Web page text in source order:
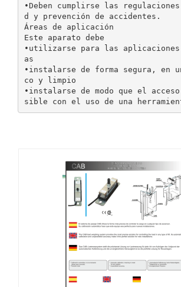
•Deben cumplirse las
d y prevención de accidentes.
Áreas de aplicación
Este aparato debe
•utilizarse para las aplicaciones
as
•instalarse de forma segura, en
co y limpio
•instalarse de modo que el